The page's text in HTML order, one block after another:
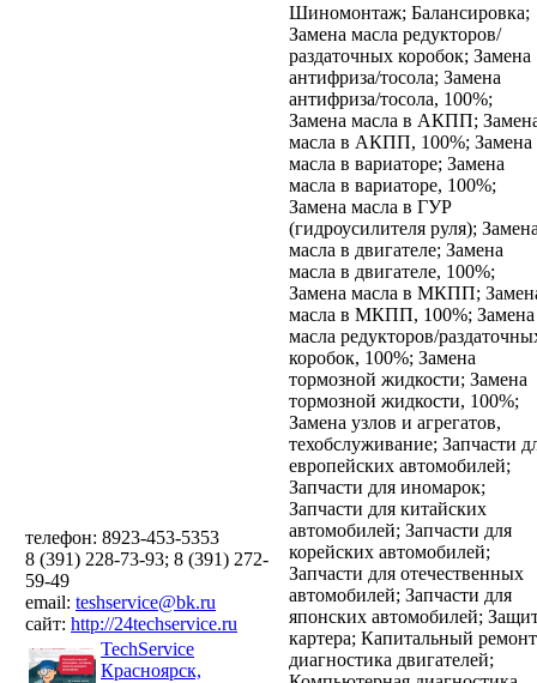
телефон: 8923-453-5353
8 (391) 228-73-93; 8 (391) 272-
59-49
email: teshservice@bk.ru
сайт: http://24techservice.ru
TechService
Красноярск,
Шиномонтаж; Балансировка;
Замена масла редукторов/
раздаточных коробок; Замена
антифриза/тосола; Замена
антифриза/тосола, 100%;
Замена масла в АКПП;
масла в АКПП, 100%; Замена
масла в вариаторе; Замена
масла в вариаторе, 100%;
Замена масла в ГУР
(гидроусилителя руля); Замена
масла в двигателе; Замена
масла в двигателе, 100%;
Замена масла в МКПП;
масла в МКПП, 100%; Замена
масла редукторов/
коробок, 100%; Замена
тормозной жидкости; Замена
тормозной жидкости, 100%;
Замена узлов и агрегатов,
техобслуживание; Запчасти
европейских автомобилей;
Запчасти для иномарок;
Запчасти для китайских
автомобилей; Запчасти для
корейских автомобилей;
Запчасти для отечественных
автомобилей; Запчасти для
японских автомобилей;
картера; Капитальный
диагностика двигателей;